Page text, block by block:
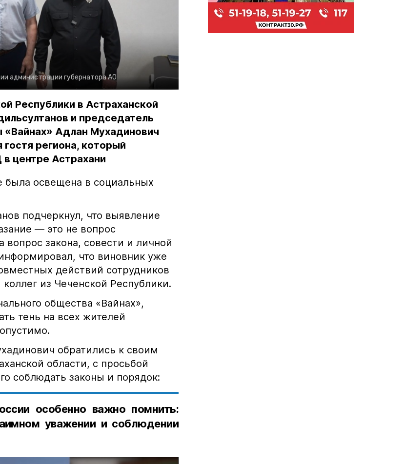
администрации губернатора АО
Республики в Астраханской
и председатель
Адлан Мухадинович
региона, который
центре Астрахани
была освещена в социальных
подчеркнул, что выявление
— это не вопрос
закона, совести и личной
что виновник уже
действий сотрудников
из Чеченской Республики.
общества «Вайнах»,
тень на всех жителей
обратились к своим
области, с просьбой
соблюдать законы и порядок:
особенно важно помнить:
уважении и соблюдении